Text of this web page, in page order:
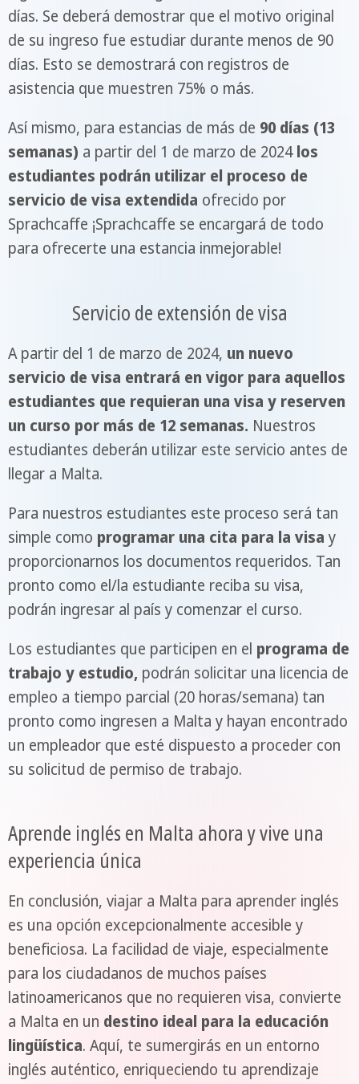
días. Se deberá demostrar que el motivo original
de su ingreso fue estudiar durante menos de 90
días. Esto se demostrará con registros de
asistencia que muestren 75% o más.
Así mismo, para estancias de más de 90 días (13
semanas) a partir del 1 de marzo de 2024los
estudiantes podrán utilizar el proceso de
servicio de visa extendida ofrecido por
Sprachcaffe ¡Sprachcaffe se encargará de todo
para ofrecerte una estancia inmejorable!
Servicio de extensión de visa
A partir del 1 de marzo de 2024, un nuevo
servicio de visa entrará en vigor para aquellos
estudiantes que requieran una visa y reserven
un curso por más de 12 semanas. Nuestros
estudiantes deberán utilizar este servicio antes de
llegar a Malta.
Para nuestros estudiantes este proceso será tan
simple como programar una cita para la visa y
proporcionarnos los documentos requeridos. Tan
pronto como el/la estudiante reciba su visa,
podrán ingresar al país y comenzar el curso.
Los estudiantes que participen en el programa de
trabajo y estudio, podrán solicitar una licencia de
empleo a tiempo parcial (20 horas/semana) tan
pronto como ingresen a Malta y hayan encontrado
un empleador que esté dispuesto a proceder con
su solicitud de permiso de trabajo.
Aprende inglés en Malta ahora y vive una
experiencia única
En conclusión, viajar a Malta para aprender inglés
es una opción excepcionalmente accesible y
beneficiosa. La facilidad de viaje, especialmente
para los ciudadanos de muchos países
latinoamericanos que no requieren visa, convierte
a Malta en un destino ideal para la educación
lingüística. Aquí, te sumergirás en un entorno
inglés auténtico, enriqueciendo tu aprendizaje